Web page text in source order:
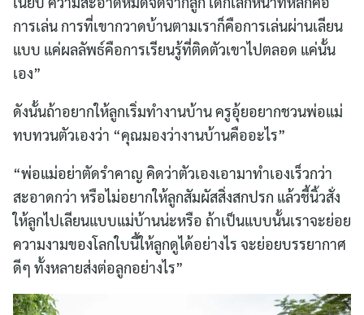
การเล่น การที่เขากวาดบ้านตามเราก็คือการเล่นผ่านเลียน
แบบ แค่ผลลัพธ์คือการเรียนรู้ที่ติดตัวเขาไปตลอด แค่นั้น
เอง”
ดังนั้นถ้าอยากให้ลูกเริ่มทำงานบ้าน ครูอุ้ยอยากชวนพ่อแม่
ทบทวนตัวเองว่า “คุณมองว่างานบ้านคืออะไร”
“พ่อแม่อย่าตัดรำคาญ คิดว่าตัวเองเอามาทำเองเร็วกว่า
สะอาดกว่า หรือไม่อยากให้ลูกสัมผัสสิ่งสกปรก แล้วชี้นิ้วสั่ง
ให้ลูกไปเลียนแบบแม่บ้านน่ะหรือ ถ้าเป็นแบบนั้นเราจะย่อย
ความงามของโลกใบนี้ให้ลูกดูได้อย่างไร จะย่อยบรรยากาศ
ดีๆ ทั้งหลายส่งต่อลูกอย่างไร”